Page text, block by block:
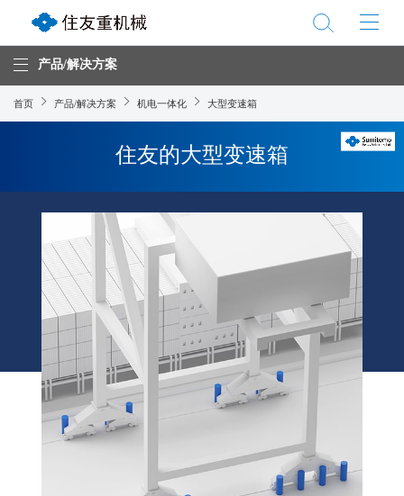
产品/解决方案
首页 产品/解决方案 机电一体化 大型变速箱
住友的大型变速箱